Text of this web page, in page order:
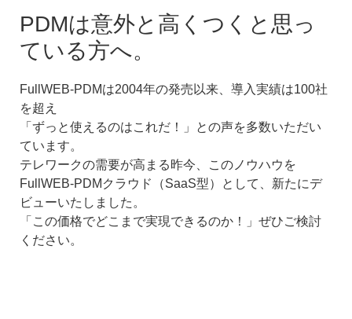
PDMは意外と高くつくと思っ
ている方へ。
FullWEB-PDMは2004年の発売以来、導入実績は100社
を超え
「ずっと使えるのはこれだ！」との声を多数いただい
ています。
テレワークの需要が高まる昨今、このノウハウを
FullWEB-PDMクラウド（SaaS型）として、新たにデ
ビューいたしました。
「この価格でどこまで実現できるのか！」ぜひご検討
ください。